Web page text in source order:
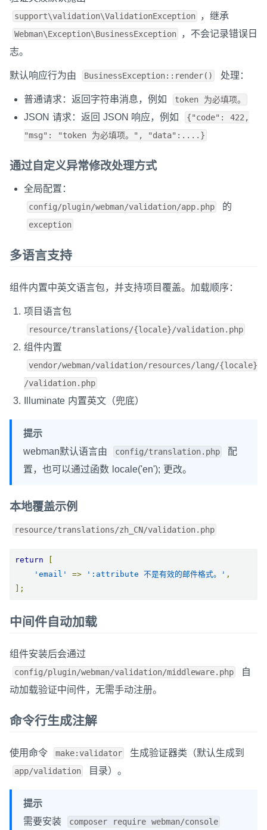
support\validation\ValidationException ，继承
Webman\Exception\BusinessException
，不会记录错误日
志。
默认响应行为由 BusinessException::render() 处理：
普通请求：返回字符串消息，例如 token 为必填项。
JSON 请求：返回 JSON 响应，例如
{"code": 422,
"msg": "token 为必填项。", "data":....}
通过自定义异常修改处理方式
全局配置：
config/plugin/webman/validation/app.php 的
exception
多语言支持
组件内置中英文语言包，并支持项目覆盖。加载顺序：
项目语言包
resource/translations/{locale}/validation.php
组件内置
vendor/webman/validation/resources/lang/{locale}
/validation.php
Illuminate 内置英文（兜底）
提示
webman默认语言由
config/translation.php
配
置，也可以通过函数 locale('en'); 更改。
本地覆盖示例
resource/translations/zh_CN/validation.php
return
[
'email'
=> ':attribute 不是有效的邮件格式。' ,
];
中间件自动加载
组件安装后会通过
config/plugin/webman/validation/middleware.php
自
动加载验证中间件，无需手动注册。
命令行生成注解
使用命令 make:validator 生成验证器类（默认生成到
app/validation 目录）。
提示
需要安装
composer require webman/console